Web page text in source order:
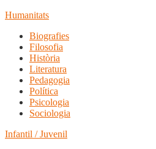
Humanitats
Biografies
Filosofia
Història
Literatura
Pedagogia
Política
Psicologia
Sociologia
Infantil / Juvenil